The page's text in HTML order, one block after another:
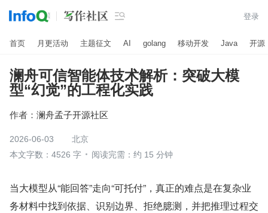
 登录
首页 月更活动 主题征文 AI golang 移动开发 Java 开源
澜舟可信智能体技术解析：突破大模
型“幻觉”的工程化实践
作者： 澜舟孟子开源社区
2026-06-03
北京
本文字数：4526 字
阅读完需：约 15 分钟
当大模型从“能回答”走向“可托付”，真正的难点是在复杂业
务材料中找到依据、识别边界、拒绝臆测，并把推理过程交